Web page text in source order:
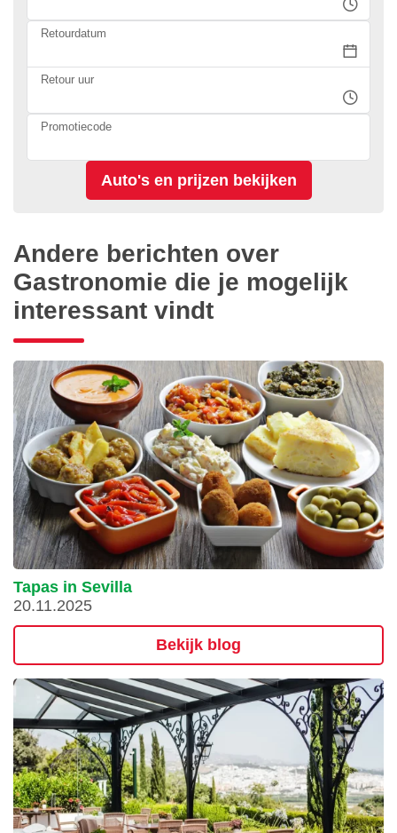
Retourdatum
Retour uur
Promotiecode
Andere berichten over
Gastronomie die je mogelijk
interessant vindt
Tapas in Sevilla
20.11.2025
Bekijk blog